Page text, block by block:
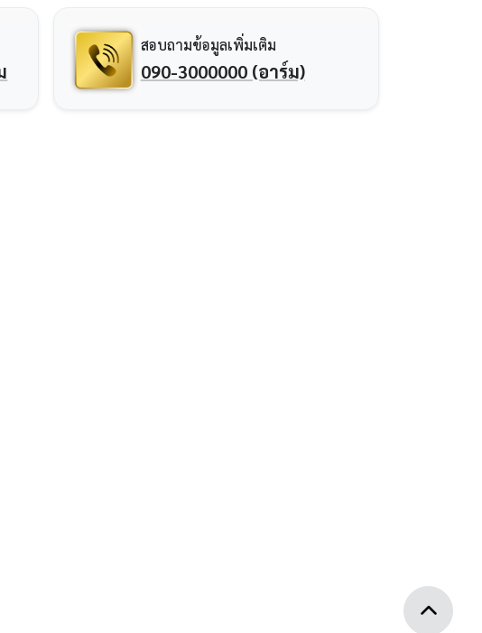
สอบถามข้อมูลเพิ่มเติม
090-3000000 (อาร์ม)